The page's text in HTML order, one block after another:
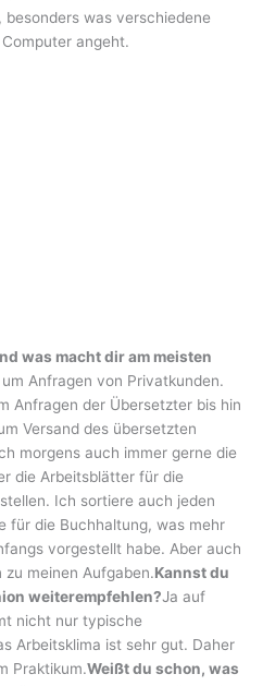
was verschiedene
angeht.
was macht dir am meisten
Anfragen von Privatkunden.
Anfragen der Übersetzter bis hin
Versand des übersetzten
morgens auch immer gerne die
die Arbeitsblätter für die
Ich sortiere auch jeden
für die Buchhaltung, was mehr
vorgestellt habe. Aber auch
meinen Aufgaben.Kannst du
weiterempfehlen?Ja auf
nicht nur typische
Arbeitsklima ist sehr gut. Daher
Praktikum.Weißt du schon, was